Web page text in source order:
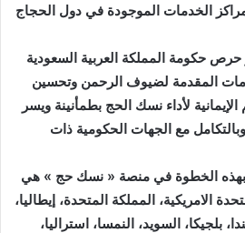
الخدمات الموجودة في دول الحجاج
حكومة المملكة العربية السعودية
المقدمة لضيوف الرحمن وتحسين
لأداء نسك الحج بطمأنينة ويسر
مع الجهات الحكومية ذات
بهذه الخطوة في منصة « نسك حج » هي
الامريكية، المملكة المتحدة، إيطاليا،
بلجيكا، السويد، النمسا، استراليا،